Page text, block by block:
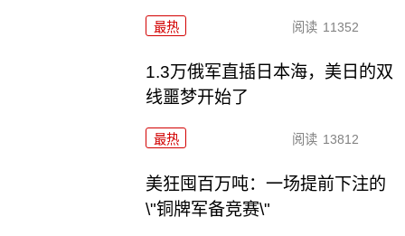
最热 阅读 11352
1.3万俄军直插日本海，美日的双
线噩梦开始了
最热 阅读 13812
美狂囤百万吨：一场提前下注的
\"铜牌军备竞赛\"